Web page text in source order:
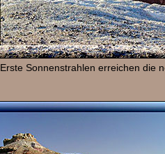
Erste Sonnenstrahlen erreichen die